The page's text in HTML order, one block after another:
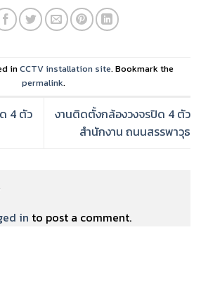
inCCTV installation site. Bookmark the
permalink.
4 ตัว
งานติดตั้งกล้องวงจรปิด 4 ตัว
สำนักงาน ถนนสรรพาวุธ
in to post a comment.